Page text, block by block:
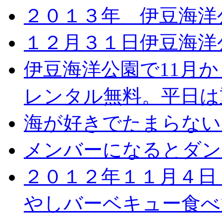
２０１３年 伊豆海洋
１２月３１日伊豆海
伊豆海洋公園で11月
レンタル無料。平日
海が好きでたまらな
メンバーになるとダ
２０１２年１１月４
やしバーベキュー食